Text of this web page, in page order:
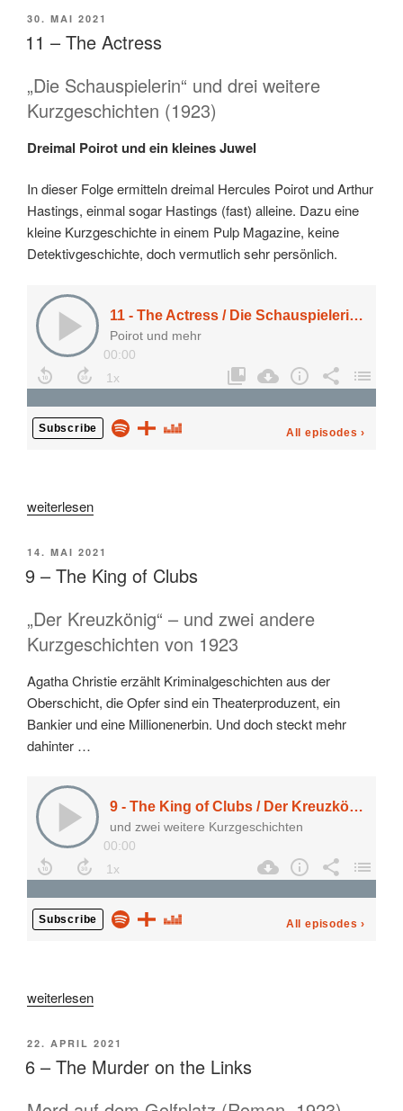
1924“
VERÖFFENTLICHT
AM
30. MAI 2021
11 – The Actress
„Die Schauspielerin“ und drei weitere
Kurzgeschichten (1923)
Dreimal Poirot und ein kleines Juwel
In dieser Folge ermitteln dreimal Hercules Poirot und Arthur
Hastings, einmal sogar Hastings (fast) alleine. Dazu eine
kleine Kurzgeschichte in einem Pulp Magazine, keine
Detektivgeschichte, doch vermutlich sehr persönlich.
„11
The
Actress“
weiterlesen
VERÖFFENTLICHT
14. MAI 2021
9 – The King of Clubs
„Der Kreuzkönig“ – und zwei andere
Kurzgeschichten von 1923
Agatha Christie erzählt Kriminalgeschichten aus der
Oberschicht, die Opfer sind ein Theaterproduzent, ein
Bankier und eine Millionenerbin. Und doch steckt mehr
dahinter …
„9
The
King
Clubs“
weiterlesen
VERÖFFENTLICHT
AM
22. APRIL 2021
6 – The Murder on the Links